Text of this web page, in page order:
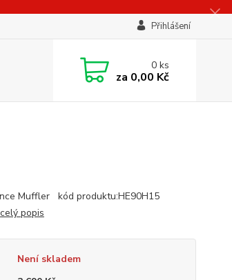
Přihlášení
0ks
za 0,00 Kč
Muffler kód produktu:HE90H15
celý popis
Není skladem